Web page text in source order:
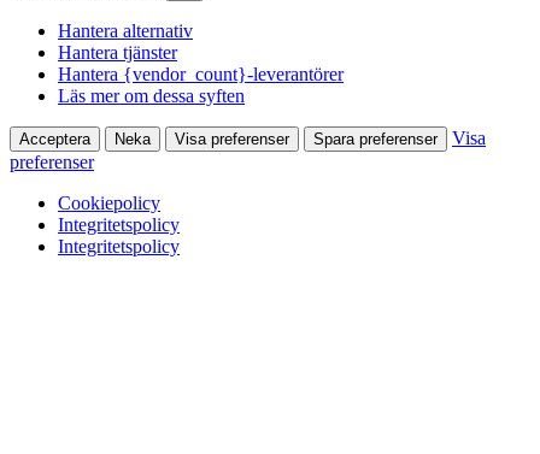
Hantera alternativ
Hantera tjänster
Hantera {vendor_count}-leverantörer
Läs mer om dessa syften
Acceptera Neka Visa preferenser Spara preferenser
Visa
preferenser
Cookiepolicy
Integritetspolicy
Integritetspolicy